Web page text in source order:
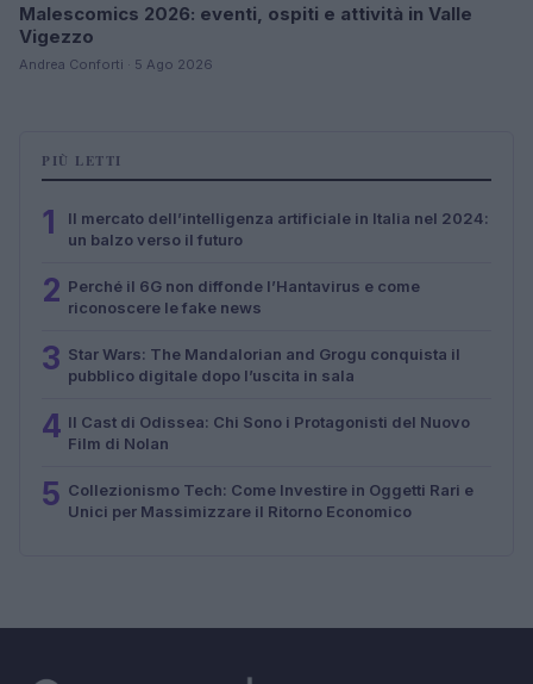
Malescomics 2026: eventi, ospiti e attività in Valle
Vigezzo
Andrea Conforti · 5 Ago 2026
PIÙ LETTI
1
Il mercato dell’intelligenza artificiale in Italia nel 2024:
un balzo verso il futuro
2 Perché il 6G non diffonde l’Hantavirus e come
riconoscere le fake news
3 Star Wars: The Mandalorian and Grogu conquista il
pubblico digitale dopo l’uscita in sala
4 Il Cast di Odissea: Chi Sono i Protagonisti del Nuovo
Film di Nolan
5 Collezionismo Tech: Come Investire in Oggetti Rari e
Unici per Massimizzare il Ritorno Economico